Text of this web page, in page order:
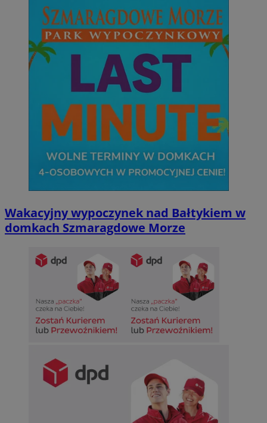
Wakacyjny wypoczynek nad Bałtykiem w
domkach Szmaragdowe Morze